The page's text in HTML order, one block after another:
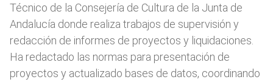
Técnico de la Consejería de Cultura de la Junta de
Andalucía donde realiza trabajos de supervisión y
redacción de informes de proyectos y liquidaciones.
Ha redactado las normas para presentación de
proyectos y actualizado bases de datos, coordinando